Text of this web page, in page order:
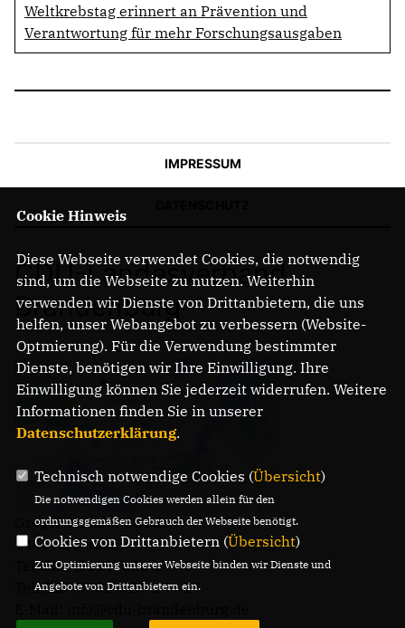
Weltkrebstag erinnert an Prävention und
Verantwortung für mehr Forschungsausgaben
IMPRESSUM
CDU-Landesverband
Brandenburg
Gregor-Mendel-Straße 3
14469 Potsdam
Telefon: (0331) 620 14 - 0
Telefax: (0331) 620 14 - 14
Cookie Hinweis
Diese Webseite verwendet Cookies, die notwendig
sind, um die Webseite zu nutzen. Weiterhin
verwenden wir Dienste von Drittanbietern, die uns
helfen, unser Webangebot zu verbessern (Website-
Optmierung). Für die Verwendung bestimmter
Dienste, benötigen wir Ihre Einwilligung. Ihre
Einwilligung können Sie jederzeit widerrufen. Weitere
Informationen finden Sie in unserer
Datenschutzerklärung.
Technisch notwendige Cookies (Übersicht)
Die notwendigen Cookies werden allein für den
ordnungsgemäßen Gebrauch der Webseite benötigt.
Cookies von Drittanbietern (Übersicht)
Zur Optimierung unserer Webseite binden wir Dienste und
Angebote von Drittanbietern ein.